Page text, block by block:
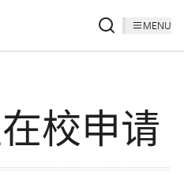
MENU
校申请